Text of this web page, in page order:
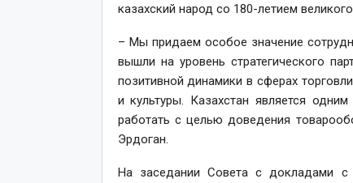
казахский народ со 180-летием
– Мы придаем особое значение
вышли на уровень стратегического
позитивной динамики в сферах
и культуры. Казахстан является
работать с целью доведения
Эрдоган.
На заседании Совета с докладами с